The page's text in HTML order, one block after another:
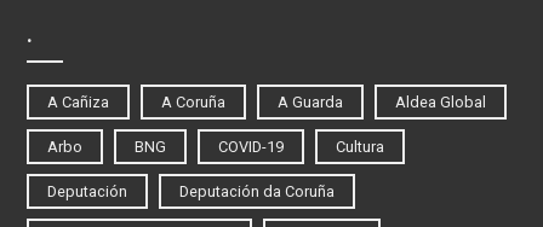
.
A Cañiza A Coruña A Guarda Aldea Global
Arbo BNG COVID-19 Cultura
Deputación Deputación da Coruña